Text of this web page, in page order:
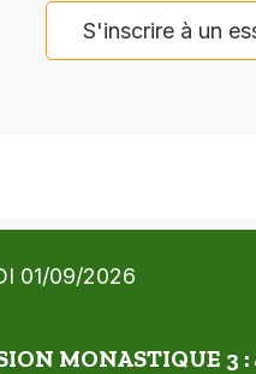
S'inscrire à un
01/09/2026
MONASTIQUE 3